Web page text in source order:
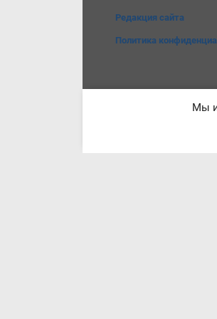
Редакция сайта
Политика
Мы